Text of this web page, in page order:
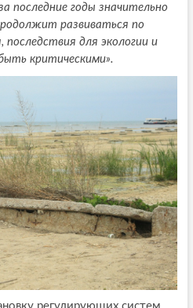
последние годы значительно
развиваться по
последствия для экологии и
критическими».